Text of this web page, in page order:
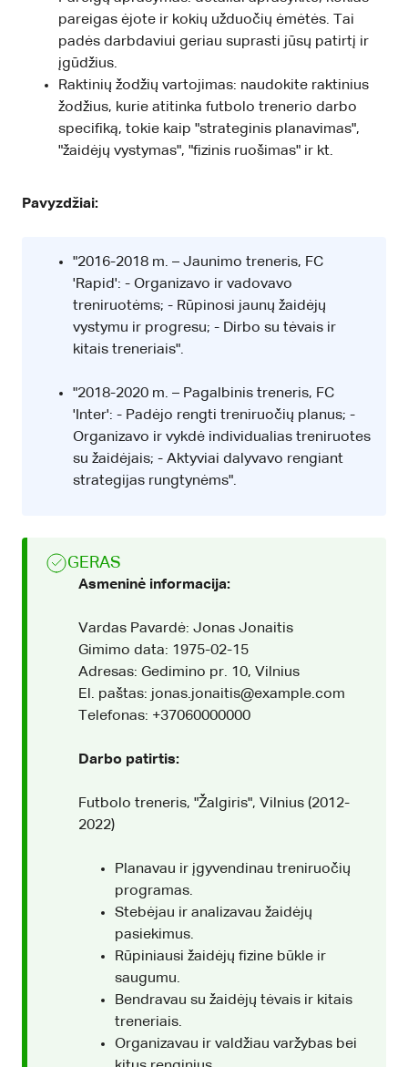
pareigas ėjote ir kokių užduočių ėmėtės. Tai
padės darbdaviui geriau suprasti jūsų patirtį ir
įgūdžius.
Raktinių žodžių vartojimas: naudokite raktinius
žodžius, kurie atitinka futbolo trenerio darbo
specifiką, tokie kaip "strateginis planavimas",
"žaidėjų vystymas", "fizinis ruošimas" ir kt.
Pavyzdžiai:
"2016-2018 m. – Jaunimo treneris, FC
'Rapid': - Organizavo ir vadovavo
treniruotėms; - Rūpinosi jaunų žaidėjų
vystymu ir progresu; - Dirbo su tėvais ir
kitais treneriais".
"2018-2020 m. – Pagalbinis treneris, FC
'Inter': - Padėjo rengti treniruočių planus; -
Organizavo ir vykdė individualias treniruotes
su žaidėjais; - Aktyviai dalyvavo rengiant
strategijas rungtynėms".
GERAS
Asmeninė informacija:
Vardas Pavardė: Jonas Jonaitis
Gimimo data: 1975-02-15
Adresas: Gedimino pr. 10, Vilnius
El. paštas: jonas.jonaitis@example.com
Telefonas: +37060000000
Darbo patirtis:
Futbolo treneris, "Žalgiris", Vilnius (2012-
2022)
Planavau ir įgyvendinau treniruočių
programas.
Stebėjau ir analizavau žaidėjų
pasiekimus.
Rūpiniausi žaidėjų fizine būkle ir
saugumu.
Bendravau su žaidėjų tėvais ir kitais
treneriais.
Organizavau ir valdžiau varžybas bei